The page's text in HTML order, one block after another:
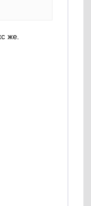
же.